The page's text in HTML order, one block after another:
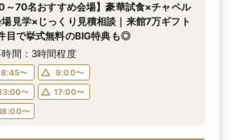
8:45〜
9:00〜
〜
17:00〜
〜
フェアを予約
8:45〜
9:00〜
〜
17:00〜
〜
フェアを予約
8:45〜
9:00〜
〜
17:00〜
〜
フェアを予約
邸宅見学×4万円相当フルコース試食付◎マ
ビ限定BIG
時間：3時間程度
8:45〜
9:00〜
〜
17:00〜
18:00〜
フェアを予約
時間：3時間程度
8:45〜
9:00〜
〜
17:00〜
18:00〜
フェアを予約
時間：3時間程度
8:45〜
9:00〜
〜
17:00〜
18:00〜
フェアを予約
～70名おすすめ会場】豪華試食×チャペル
場見学×じっくり見積相談｜来館7万ギフト
目で挙式無料のBIG特典も◎
時間：3時間程度
8:45〜
9:00〜
〜
17:00〜
〜